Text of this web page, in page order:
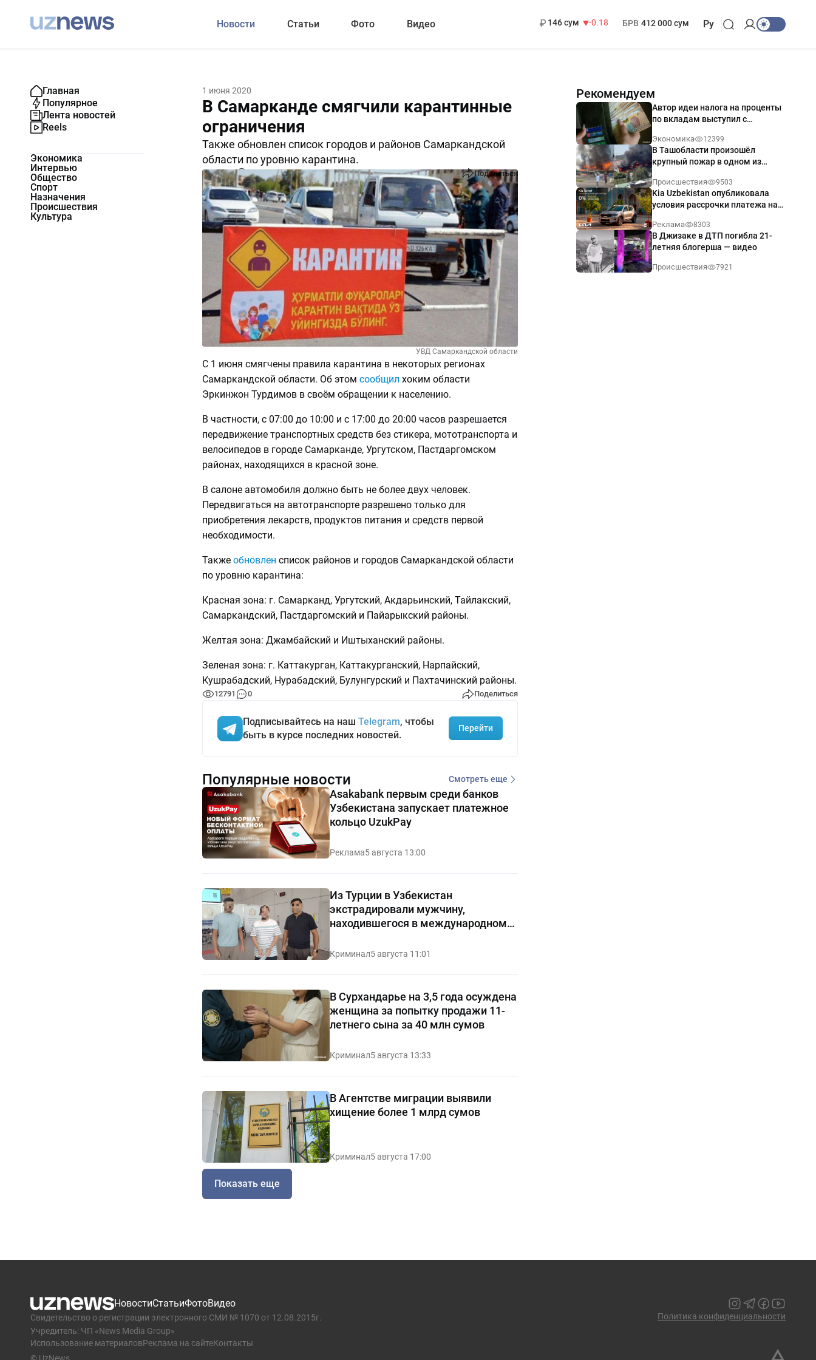
Новости Статьи Фото Видео
146 сум
-0.18
БРВ 412 000 сум Ру
Главная
Популярное
Лента новостей
Reels
Экономика
Интервью
Общество
Спорт
Назначения
Происшествия
Культура
1 июня 2020
В Самарканде смягчили карантинные
ограничения
Также обновлен список городов и районов Самаркандской
области по уровню карантина.
12791 0 Поделиться
УВД Самаркандской области
С 1 июня смягчены правила карантина в некоторых регионах
Самаркандской области. Об этом сообщил хоким области
Эркинжон Турдимов в своём обращении к населению.
В частности, с 07:00 до 10:00 и с 17:00 до 20:00 часов разрешается
передвижение транспортных средств без стикера, мототранспорта и
велосипедов в городе Самарканде, Ургутском, Пастдаргомском
районах, находящихся в красной зоне.
В салоне автомобиля должно быть не более двух человек.
Передвигаться на автотранспорте разрешено только для
приобретения лекарств, продуктов питания и средств первой
необходимости.
Также обновлен список районов и городов Самаркандской области
по уровню карантина:
Красная зона: г. Самарканд, Ургутский, Акдарьинский, Тайлакский,
Самаркандский, Пастдаргомский и Пайарыкский районы.
Желтая зона: Джамбайский и Иштыханский районы.
Зеленая зона: г. Каттакурган, Каттакурганский, Нарпайский,
Кушрабадский, Нурабадский, Булунгурский и Пахтачинский районы.
12791 0 Поделиться
Подписывайтесь на наш Telegram, чтобы
быть в курсе последних новостей.
Перейти
Рекомендуем
Автор идеи налога на проценты
по вкладам выступил с
Экономика 12399
В Ташобласти произошёл
крупный пожар в одном из
Происшествия 9503
Kia Uzbekistan опубликовала
условия рассрочки платежа на
годовых
Реклама 8303
В Джизаке в ДТП погибла 21-
летняя блогерша — видео
Происшествия 7921
Популярные новости Смотреть еще
Asakabank первым среди банков
Узбекистана запускает платежное
кольцо UzukPay
Реклама5 августа 13:00
Из Турции в Узбекистан
экстрадировали мужчину,
находившегося в международном
Криминал5 августа 11:01
В Сурхандарье на 3,5 года осуждена
женщина за попытку продажи 11-
летнего сына за 40 млн сумов
Криминал5 августа 13:33
В Агентстве миграции выявили
хищение более 1 млрд сумов
Криминал5 августа 17:00
Показать еще
НовостиСтатьиФотоВидео
Свидетельство о регистрации электронного СМИ № 1070 от 12.08.2015г.
Учредитель: ЧП «News Media Group»
Использование материаловРеклама на сайтеКонтакты
Политика конфиденциальности
© UzNews